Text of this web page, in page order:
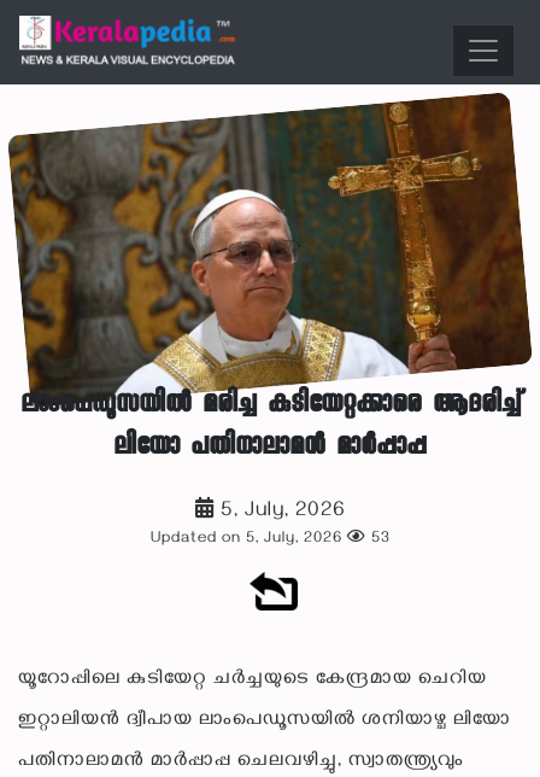
ലാംപെഡൂസയിൽ മരിച്ച കുടിയേറ്റക്കാരെ ആദരിച്ച്
ലിയോ പതിനാലാമൻ മാർപ്പാപ്പ
5, July, 2026
Updated on 5, July, 2026 53
യൂറോപ്പിലെ കുടിയേറ്റ ചർച്ചയുടെ കേന്ദ്രമായ ചെറിയ
ഇറ്റാലിയൻ ദ്വീപായ ലാംപെഡൂസയിൽ ശനിയാഴ്ച ലിയോ
പതിനാലാമൻ മാർപ്പാപ്പ ചെലവഴിച്ചു, സ്വാതന്ത്ര്യവും